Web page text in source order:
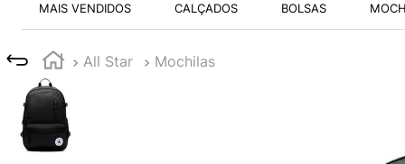
MAIS VENDIDOS CALÇADOS BOLSAS
All Star Mochilas